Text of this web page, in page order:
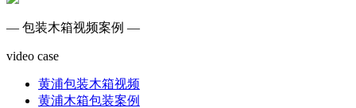
— 包装木箱视频案例 —
video case
黄浦包装木箱视频
黄浦木箱包装案例